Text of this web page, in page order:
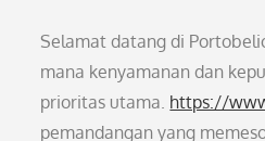
Selamat datang di
mana kenyamanan dan
prioritas utama. https://
pemandangan yang